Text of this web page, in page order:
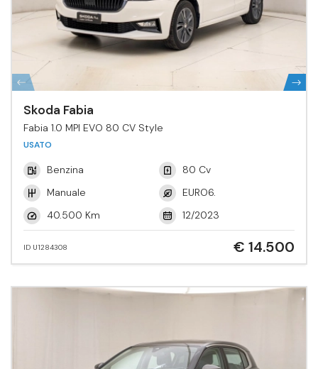
Skoda Fabia
Fabia 1.0 MPI EVO 80 CV Style
USATO
Benzina
80 Cv
Manuale
EURO6.
40.500 Km
12/2023
ID U1284308 € 14.500